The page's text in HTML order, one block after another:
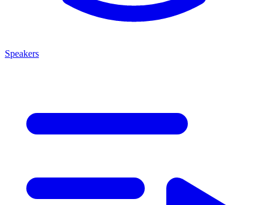
Speakers